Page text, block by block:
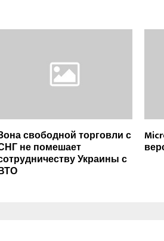
свободной торговли с
не помешает
Украины с